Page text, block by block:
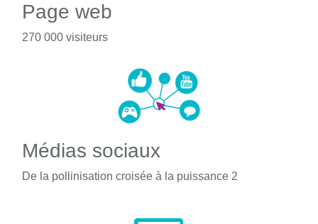
Page web
270 000 visiteurs
Médias sociaux
De la pollinisation croisée à la puissance 2